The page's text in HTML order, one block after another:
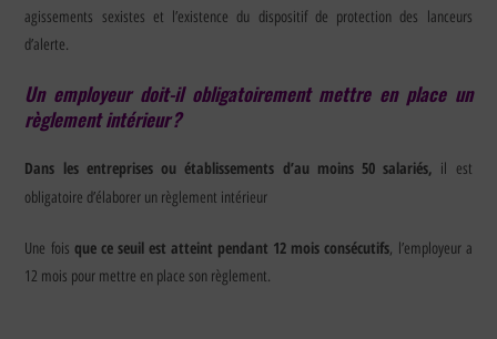
agissements sexistes et l’existence du dispositif de protection des lanceurs
d’alerte.
Un employeur doit-il obligatoirement mettre en place un
règlement intérieur ?
Dans les entreprises ou établissements d’au moins 50 salariés, il est
obligatoire d’élaborer un règlement intérieur
Une fois que ce seuil est atteint pendant 12 mois consécutifs, l’employeur a
12 mois pour mettre en place son règlement.